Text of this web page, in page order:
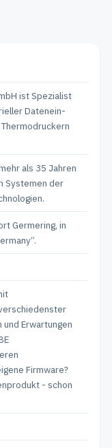
ist Spezialist
Datenein-
als 35 Jahren
Systemen der
Germering, in
und Erwartungen
Firmware?
- schon